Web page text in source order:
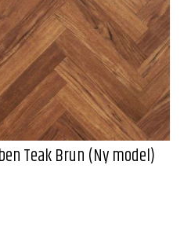
Teak Brun (Ny model)